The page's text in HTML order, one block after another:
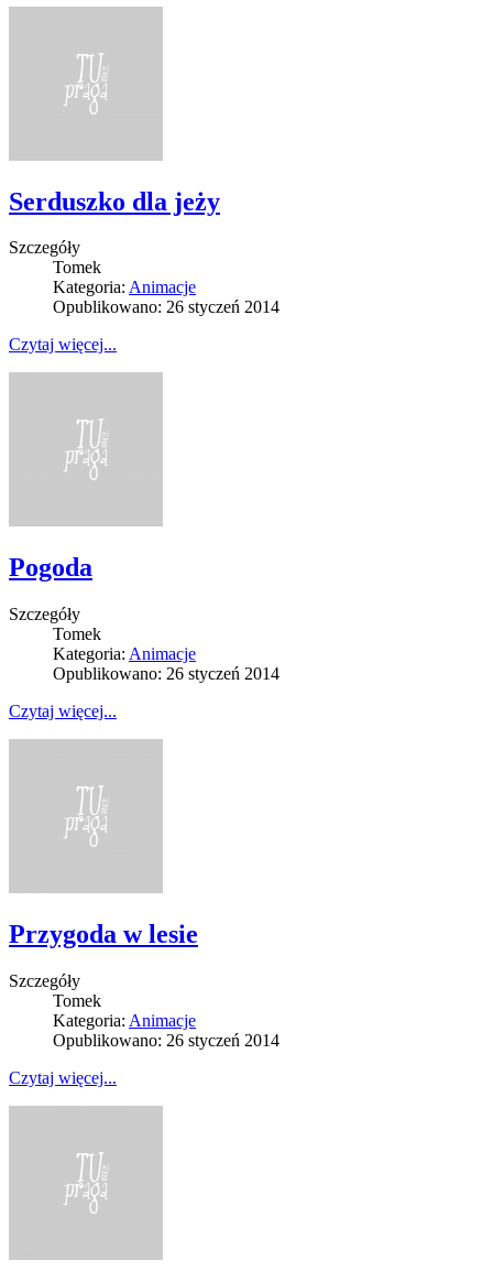
Serduszko dla jeży
Szczegóły
Tomek
Kategoria: Animacje
Opublikowano: 26 styczeń 2014
Czytaj więcej...
Pogoda
Szczegóły
Tomek
Kategoria: Animacje
Opublikowano: 26 styczeń 2014
Czytaj więcej...
Przygoda w lesie
Szczegóły
Tomek
Kategoria: Animacje
Opublikowano: 26 styczeń 2014
Czytaj więcej...